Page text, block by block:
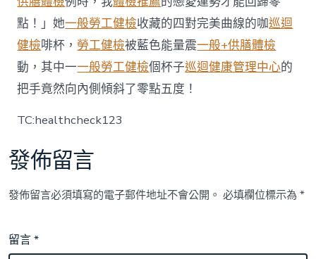
點！」她一般勞工健檢收藏的四對完美曲線的咖巡迴
健檢啡杯， 勞工健檢被藍色能量震一般+供膳體檢
動，其中一一般勞工健檢個杯子巡迴健康管理中心的
把手竟然向內側傾斜了零點五度！
TC:healthcheck123
發佈留言
發佈留言必須填寫的電子郵件地址不會公開。 必填欄位標示為*
留言*